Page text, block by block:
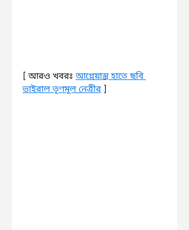
[ আরও খবরঃ আগ্নেয়াস্ত্র হাতে ছবি
ভাইরাল তৃণমূল নেত্রীর ]